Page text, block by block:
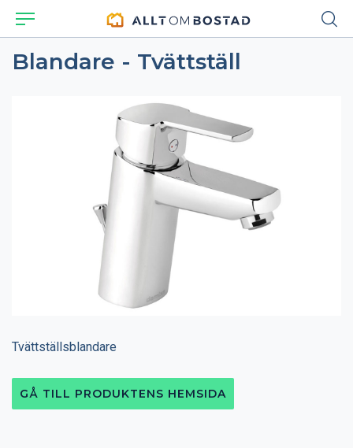
Blandare - Tvättställ
Tvättställsblandare
GÅ TILL PRODUKTENS HEMSIDA